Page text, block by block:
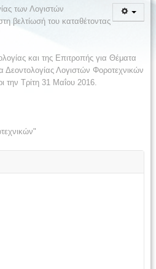
των Λογιστών
βελτίωσή του καταθέτοντας
και της Επιτροπής για Θέματα
Δεοντολογίας Λογιστών Φοροτεχνικών
την Τρίτη 31 Μαΐου 2016.